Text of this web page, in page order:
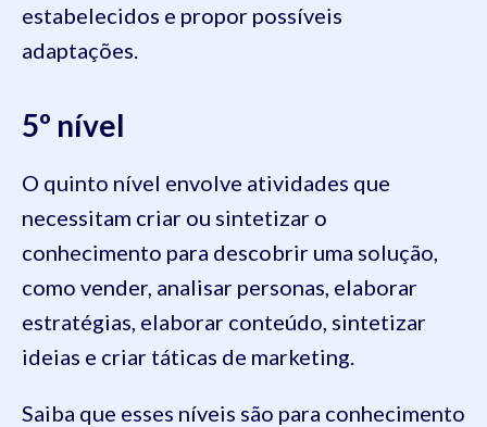
estabelecidos e propor possíveis
adaptações.
5º nível
O quinto nível envolve atividades que
necessitam criar ou sintetizar o
conhecimento para descobrir uma solução,
como vender, analisar personas, elaborar
estratégias, elaborar conteúdo, sintetizar
ideias e criar táticas de marketing.
Saiba que esses níveis são para conhecimento